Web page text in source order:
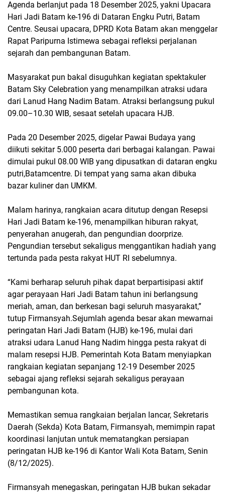
Agenda berlanjut pada 18 Desember 2025, yakni Upacara
Hari Jadi Batam ke-196 di Dataran Engku Putri, Batam
Centre. Seusai upacara, DPRD Kota Batam akan menggelar
Rapat Paripurna Istimewa sebagai refleksi perjalanan
sejarah dan pembangunan Batam.
Masyarakat pun bakal disuguhkan kegiatan spektakuler
Batam Sky Celebration yang menampilkan atraksi udara
dari Lanud Hang Nadim Batam. Atraksi berlangsung pukul
09.00–10.30 WIB, sesaat setelah upacara HJB.
Pada 20 Desember 2025, digelar Pawai Budaya yang
diikuti sekitar 5.000 peserta dari berbagai kalangan. Pawai
dimulai pukul 08.00 WIB yang dipusatkan di dataran engku
putri,Batamcentre. Di tempat yang sama akan dibuka
bazar kuliner dan UMKM.
Malam harinya, rangkaian acara ditutup dengan Resepsi
Hari Jadi Batam ke-196, menampilkan hiburan rakyat,
penyerahan anugerah, dan pengundian doorprize.
Pengundian tersebut sekaligus menggantikan hadiah yang
tertunda pada pesta rakyat HUT RI sebelumnya.
“Kami berharap seluruh pihak dapat berpartisipasi aktif
agar perayaan Hari Jadi Batam tahun ini berlangsung
meriah, aman, dan berkesan bagi seluruh masyarakat,”
tutup Firmansyah.Sejumlah agenda besar akan mewarnai
peringatan Hari Jadi Batam (HJB) ke-196, mulai dari
atraksi udara Lanud Hang Nadim hingga pesta rakyat di
malam resepsi HJB. Pemerintah Kota Batam menyiapkan
rangkaian kegiatan sepanjang 12-19 Desember 2025
sebagai ajang refleksi sejarah sekaligus perayaan
pembangunan kota.
Memastikan semua rangkaian berjalan lancar, Sekretaris
Daerah (Sekda) Kota Batam, Firmansyah, memimpin rapat
koordinasi lanjutan untuk mematangkan persiapan
peringatan HJB ke-196 di Kantor Wali Kota Batam, Senin
(8/12/2025).
Firmansyah menegaskan, peringatan HJB bukan sekadar